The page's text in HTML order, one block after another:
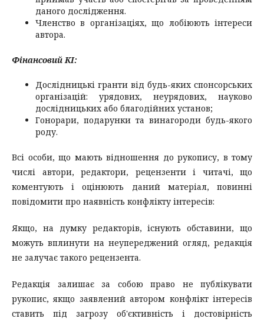
даного дослідження.
Членство в організаціях, що лобіюють інтереси
автора.
Фінансовий КІ:
Дослідницькі гранти від будь-яких спонсорських
організацій: урядових, неурядових, науково
дослідницьких або благодійних установ;
Гонорари, подарунки та винагороди будь-якого
роду.
Всі особи, що мають відношення до рукопису, в тому
числі автори, редактори, рецензенти і читачі, що
коментують і оцінюють даний матеріал, повинні
повідомити про наявність конфлікту інтересів:
Якщо, на думку редакторів, існують обставини, що
можуть вплинути на неупереджений огляд, редакція
не залучає такого рецензента.
Редакція залишає за собою право не публікувати
рукопис, якщо заявлений автором конфлікт інтересів
ставить під загрозу об'єктивність і достовірність